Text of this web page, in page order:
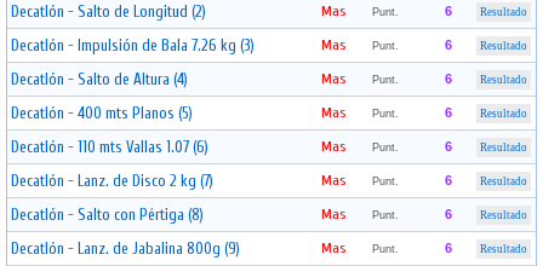
Decatlón - Salto de Longitud (2) Mas Punt. 6 Resultado
Decatlón - Impulsión de Bala 7.26 kg (3) Mas Punt. 6 Resultado
Decatlón - Salto de Altura (4) Mas Punt. 6 Resultado
Decatlón - 400 mts Planos (5) Mas Punt. 6 Resultado
Decatlón - 110 mts Vallas 1.07 (6) Mas Punt. 6 Resultado
Decatlón - Lanz. de Disco 2 kg (7) Mas Punt. 6 Resultado
Decatlón - Salto con Pértiga (8) Mas Punt. 6 Resultado
Decatlón - Lanz. de Jabalina 800g (9) Mas Punt. 6 Resultado